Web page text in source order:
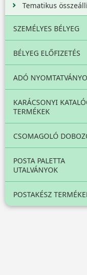
Tematikus
SZEMÉLYES BÉLYEG
BÉLYEG ELŐFIZETÉS
ADÓ
KARÁCSONYI
TERMÉKEK
CSOMAGOLÓ
POSTA PALETTA
UTALVÁNYOK
POSTAKÉSZ